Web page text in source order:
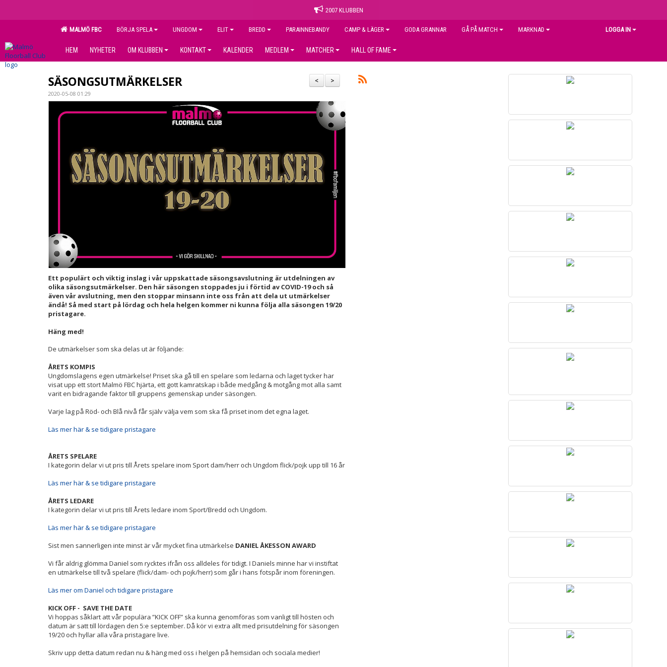
2007 KLUBBEN
MALMÖ FBC BÖRJA SPELA UNGDOM ELIT BREDD PARAINNEBANDY CAMP & LÄGER GODA GRANNAR GÅ PÅ MATCH MARKNAD LOGGA IN
HEM NYHETER OM KLUBBEN KONTAKT KALENDER MEDLEM MATCHER HALL OF FAME
>
<
SÄSONGSUTMÄRKELSER
2020-05-08 01:29
Ett populärt och viktig inslag i vår uppskattade säsongsavslutning är utdelningen av
olika säsongsutmärkelser. Den här säsongen stoppades ju i förtid av COVID-19 och så
även vår avslutning, men den stoppar minsann inte oss från att dela ut utmärkelser
ändå! Så med start på lördag och hela helgen kommer ni kunna följa alla säsongen 19/20
pristagare.
Häng med!
De utmärkelser som ska delas ut är följande:
ÅRETS KOMPIS
Ungdomslagens egen utmärkelse! Priset ska gå till en spelare som ledarna och laget tycker har
visat upp ett stort Malmö FBC hjärta, ett gott kamratskap i både medgång & motgång mot alla samt
varit en bidragande faktor till gruppens gemenskap under säsongen.
Varje lag på Röd- och Blå nivå får själv välja vem som ska få priset inom det egna laget.
Läs mer här & se tidigare pristagare
ÅRETS SPELARE
I kategorin delar vi ut pris till Årets spelare inom Sport dam/herr och Ungdom flick/pojk upp till 16 år
Läs mer här & se tidigare pristagare
ÅRETS LEDARE
I kategorin delar vi ut pris till Årets ledare inom Sport/Bredd och Ungdom.
Läs mer här & se tidigare pristagare
Sist men sannerligen inte minst är vår mycket fina utmärkelse DANIEL ÅKESSON AWARD
Vi får aldrig glömma Daniel som rycktes ifrån oss alldeles för tidigt. I Daniels minne har vi instiftat
en utmärkelse till två spelare (flick/dam- och pojk/herr) som går i hans fotspår inom föreningen.
Läs mer om Daniel och tidigare pristagare
KICK OFF - SAVE THE DATE
Vi hoppas såklart att vår populära ”KICK OFF” ska kunna genomföras som vanligt till hösten och
datum är satt till lördagen den 5:e september. Då kör vi extra allt med prisutdelning för säsongen
19/20 och hyllar alla våra pristagare live.
Skriv upp detta datum redan nu & häng med oss i helgen på hemsidan och sociala medier!